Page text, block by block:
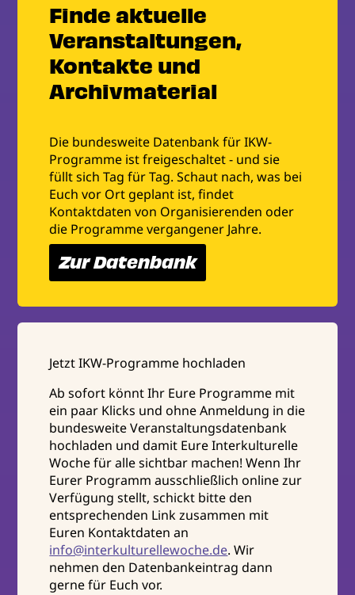
Finde aktuelle
Veranstaltungen,
Kontakte und
Archivmaterial
Die bundesweite Datenbank für IKW-
Programme ist freigeschaltet - und sie
füllt sich Tag für Tag. Schaut nach, was bei
Euch vor Ort geplant ist, findet
Kontaktdaten von Organisierenden oder
die Programme vergangener Jahre.
Zur Datenbank
Jetzt IKW-Programme hochladen
Ab sofort könnt Ihr Eure Programme mit
ein paar Klicks und ohne Anmeldung in die
bundesweite Veranstaltungsdatenbank
hochladen und damit Eure Interkulturelle
Woche für alle sichtbar machen! Wenn Ihr
Eurer Programm ausschließlich online zur
Verfügung stellt, schickt bitte den
entsprechenden Link zusammen mit
Euren Kontaktdaten an
info@interkulturellewoche.de. Wir
nehmen den Datenbankeintrag dann
gerne für Euch vor.